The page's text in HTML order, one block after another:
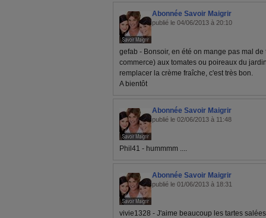
Abonnée Savoir Maigrir
publié le 04/06/2013 à 20:10
gefab - Bonsoir, en été on mange pas mal
commerce) aux tomates ou poireaux du
remplacer la crème fraîche, c'est très bon.
A bientôt
Abonnée Savoir Maigrir
publié le 02/06/2013 à 11:48
Phil41 - hummmm ....
Abonnée Savoir Maigrir
publié le 01/06/2013 à 18:31
vivie1328 - J'aime beaucoup les tartes